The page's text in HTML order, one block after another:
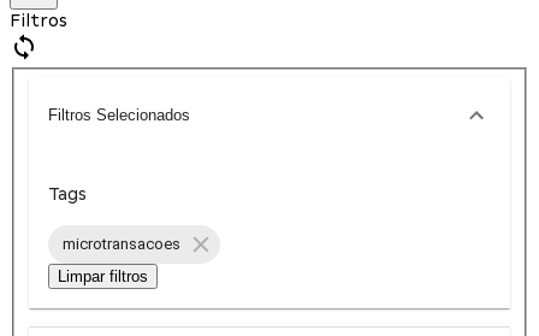
Filtros
Filtros Selecionados
Tags
microtransacoes
Limpar filtros